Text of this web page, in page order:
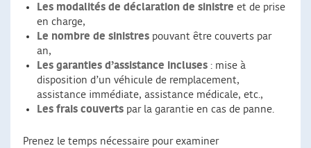
Les modalités de déclaration de sinistre et de prise
en charge,
Le nombre de sinistres pouvant être couverts par
an,
Les garanties d’assistance incluses : mise à
disposition d’un véhicule de remplacement,
assistance immédiate, assistance médicale, etc.,
Les frais couverts par la garantie en cas de panne.
Prenez le temps nécessaire pour examiner